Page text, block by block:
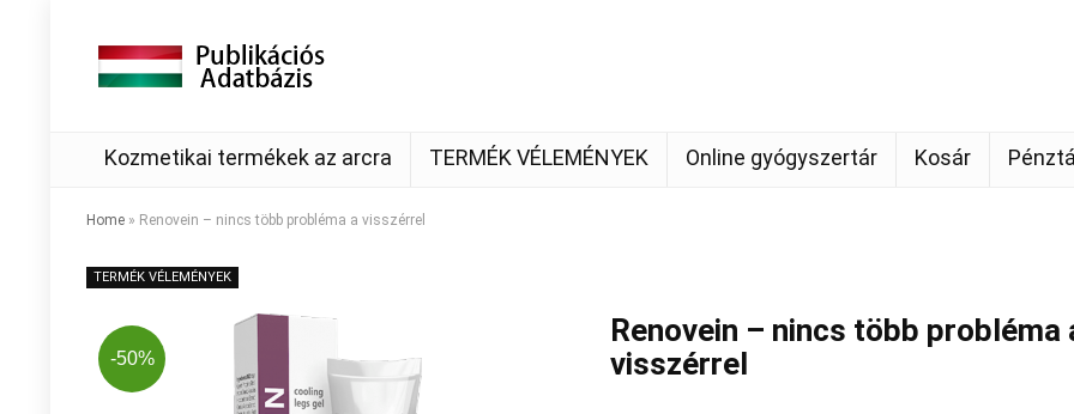
Kozmetikai termékek az arcra TERMÉK VÉLEMÉNYEK Online gyógyszertár Kosár
Home » Renovein – nincs több probléma a visszérrel
TERMÉK VÉLEMÉNYEK
-50%
Renovein – nincs több probléma
visszérrel